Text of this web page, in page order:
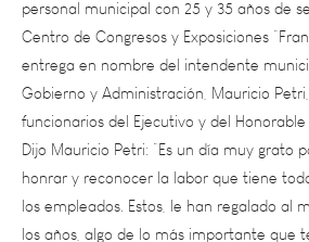
entrega en nombre del intendente
Gobierno y Administración, Mauricio
funcionarios del Ejecutivo y del
Dijo Mauricio Petri: “Es un día muy
honrar y reconocer la labor que tiene
los empleados. Estos, le han regalado
los años, algo de lo más importante